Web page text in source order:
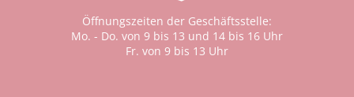
Öffnungszeiten der Geschäftsstelle:
Mo. - Do. von 9 bis 13 und 14 bis 16 Uhr
Fr. von 9 bis 13 Uhr